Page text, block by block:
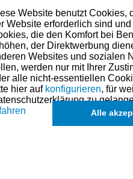
Einbauspiel (durch die
geringstem Ölverbrauch!
der auch Ölen als
diese Art der
werden, seine
werden. Hier muss
thermische
verwenden wir immer
bis heute bewährt! Die
aufbringen sollte,
montiert werden,
welcher die
Website benutzt Cookies,
Website erforderlich sind
die den Komfort bei
der Direktwerbung
Websites und sozialen
werden nur mit Ihrer
alle nicht-essentiellen
hier auf konfigurieren, für
zu
Alle